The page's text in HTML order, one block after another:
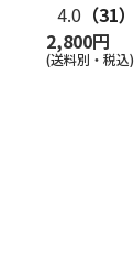
4.0 （31）
2,800円
(送料別・税込)